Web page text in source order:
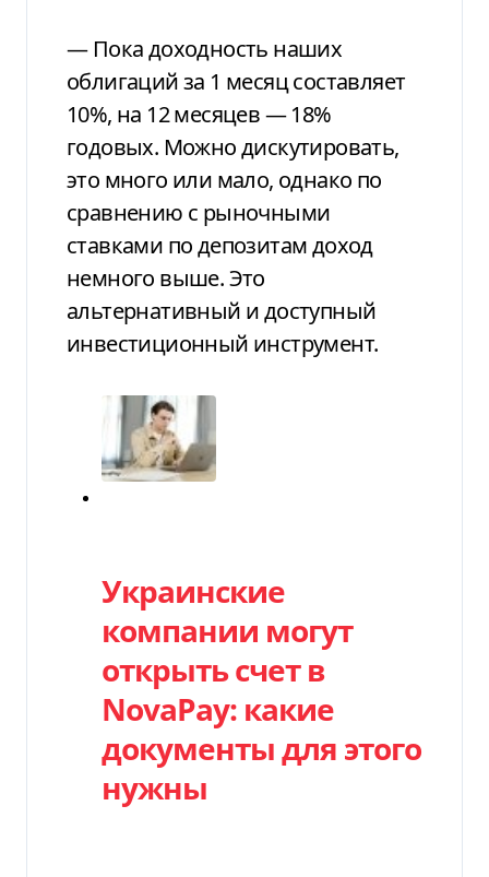
— Пока доходность наших
облигаций за 1 месяц составляет
10%, на 12 месяцев — 18%
годовых. Можно дискутировать,
это много или мало, однако по
сравнению с рыночными
ставками по депозитам доход
немного выше. Это
альтернативный и доступный
инвестиционный инструмент.
Украинские
компании могут
открыть счет в
NovaPay: какие
документы для этого
нужны